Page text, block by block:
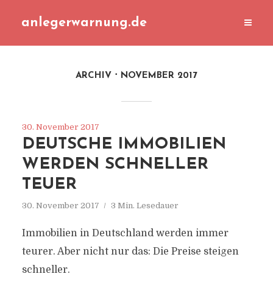
anlegerwarnung.de
ARCHIV NOVEMBER 2017
30. November 2017
DEUTSCHE IMMOBILIEN
WERDEN SCHNELLER
TEUER
30. November 2017 3 Min. Lesedauer
Immobilien in Deutschland werden immer
teurer. Aber nicht nur das: Die Preise steigen
schneller.